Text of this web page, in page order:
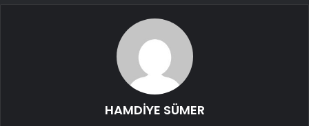
HAMDİYE SÜMER